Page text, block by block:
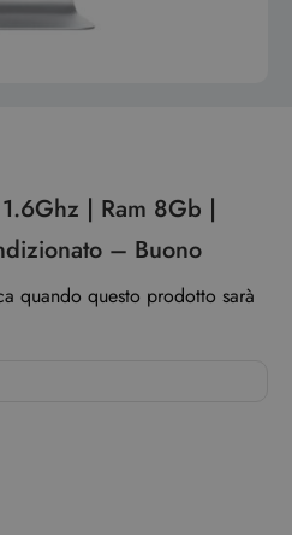
| Ram 8Gb |
– Buono
quando questo prodotto sarà